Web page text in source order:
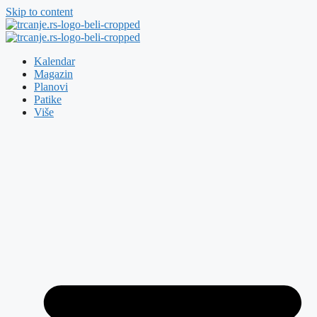
Skip to content
Kalendar
Magazin
Planovi
Patike
Više